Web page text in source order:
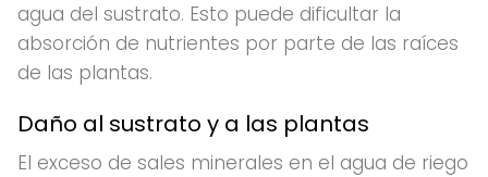
agua del sustrato. Esto puede dificultar la
absorción de nutrientes por parte de las raíces
de las plantas.
Daño al sustrato y a las plantas
El exceso de sales minerales en el agua de riego